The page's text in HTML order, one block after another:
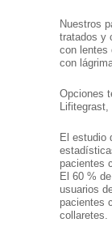
Nuestros
tratados y
con lentes
con
Opciones
El estudio
pacientes
El 60 %
usuarios
pacientes
collaretes.